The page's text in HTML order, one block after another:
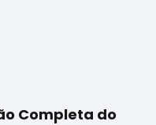
Completa do